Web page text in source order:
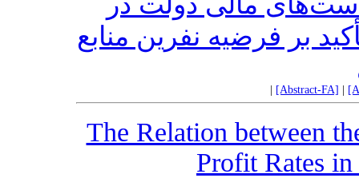
(1387-1357) با تأکید بر فرضیه نفرین منابع
[Abstract-FA]
The Relation between
Profit Rates